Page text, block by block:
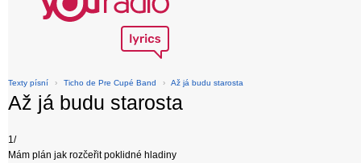
Texty písní › Ticho de Pre Cupé Band › Až já budu starosta
Až já budu starosta
1/
Mám plán jak rozčeřit poklidné hladiny